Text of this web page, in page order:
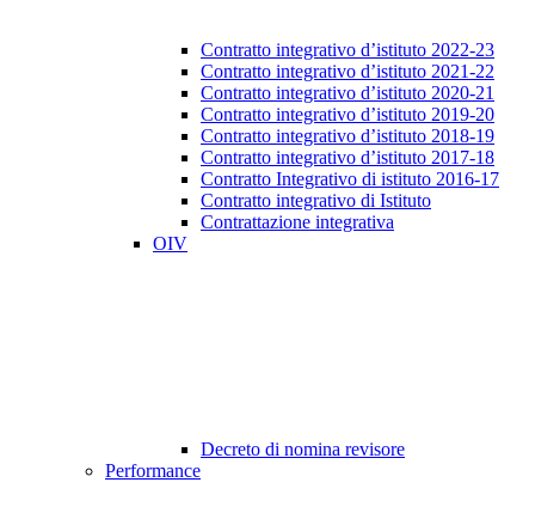
Contratto integrativo d’istituto 2022-23
Contratto integrativo d’istituto 2021-22
Contratto integrativo d’istituto 2020-21
Contratto integrativo d’istituto 2019-20
Contratto integrativo d’istituto 2018-19
Contratto integrativo d’istituto 2017-18
Contratto Integrativo di istituto 2016-17
Contratto integrativo di Istituto
Contrattazione integrativa
OIV
Decreto di nomina revisore
Performance